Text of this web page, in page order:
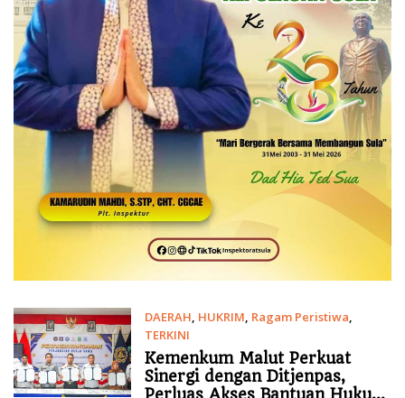
DAERAH, HUKRIM, Ragam Peristiwa,
TERKINI
3 Agustus 2026
Kemenkum Malut Perkuat
Sinergi dengan Ditjenpas,